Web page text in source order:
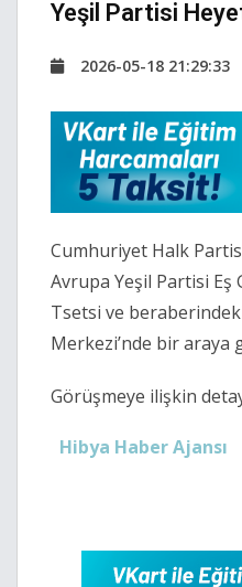
Yeşil Partisi
2026-05-18 21:29:33
Cumhuriyet Halk
Avrupa Yeşil Partisi Eş
Tsetsi ve
Merkezi’nde bir araya
Görüşmeye ilişkin
Hibya Haber Ajansı